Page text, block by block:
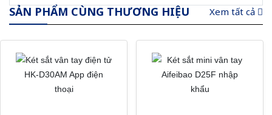
SẢN PHẨM CÙNG THƯƠNG HIỆU Xem tất cả